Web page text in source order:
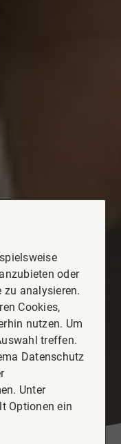
oder
analysieren.
Cookies,
nutzen. Um
treffen.
Datenschutz
Unter
Optionen ein